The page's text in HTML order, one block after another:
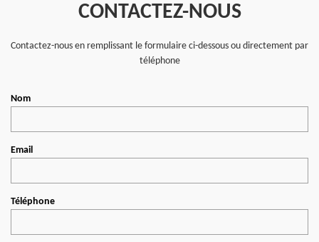
CONTACTEZ-NOUS
Contactez-nous en remplissant le formulaire ci-dessous ou directement par
téléphone
Nom
Email
Téléphone